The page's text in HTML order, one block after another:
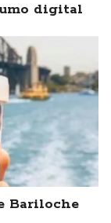
digital
Bariloche